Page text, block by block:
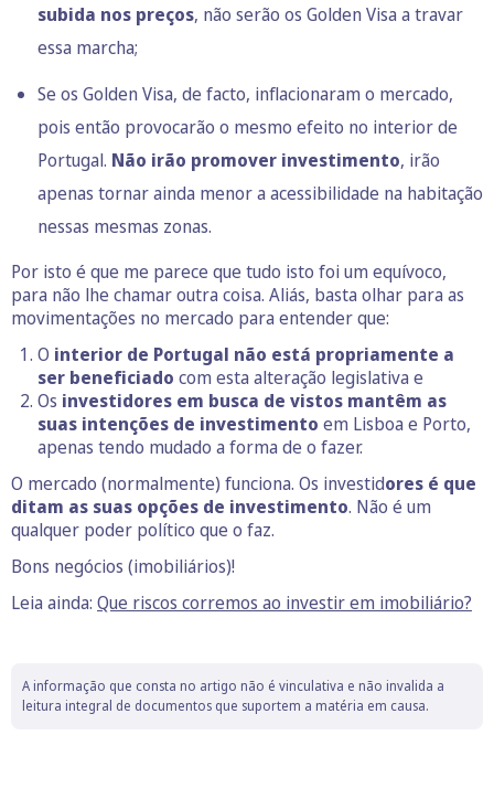
subida nos preços, não serão os Golden Visa a travar
essa marcha;
Se os Golden Visa, de facto, inflacionaram o mercado,
pois então provocarão o mesmo efeito no interior de
Portugal. Não irão promover investimento, irão
apenas tornar ainda menor a acessibilidade na habitação
nessas mesmas zonas.
Por isto é que me parece que tudo isto foi um equívoco,
para não lhe chamar outra coisa. Aliás, basta olhar para as
movimentações no mercado para entender que:
O interior de Portugal não está propriamente a
ser beneficiado com esta alteração legislativa e
Os investidores em busca de vistos mantêm as
suas intenções de investimento em Lisboa e Porto,
apenas tendo mudado a forma de o fazer.
O mercado (normalmente) funciona. Os investidores é que
ditam as suas opções de investimento. Não é um
qualquer poder político que o faz.
Bons negócios (imobiliários)!
Leia ainda: Que riscos corremos ao investir em imobiliário?
A informação que consta no artigo não é vinculativa e não invalida a
leitura integral de documentos que suportem a matéria em causa.